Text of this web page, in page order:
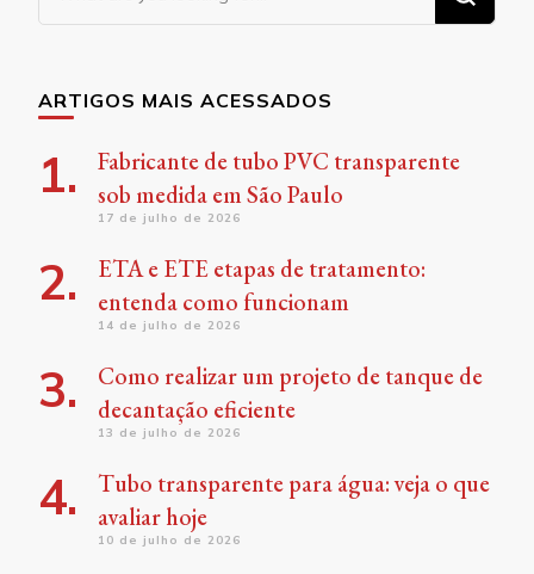
for
ARTIGOS MAIS ACESSADOS
Fabricante de tubo PVC transparente
sob medida em São Paulo
17 de julho de 2026
ETA e ETE etapas de tratamento:
entenda como funcionam
14 de julho de 2026
Como realizar um projeto de tanque de
decantação eficiente
13 de julho de 2026
Tubo transparente para água: veja o que
avaliar hoje
10 de julho de 2026